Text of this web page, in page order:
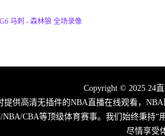
马刺 - 森林狼 全场录像
Copyright © 2025 24
提供高清无插件的NBA直播在线观看，
CBA等顶级体育赛事。我们始终秉持
尽情享受